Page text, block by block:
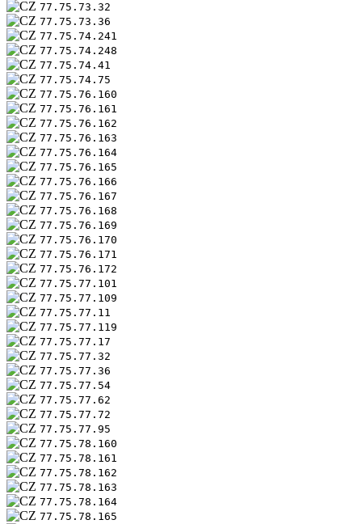
77.75.73.32
77.75.73.36
77.75.74.241
77.75.74.248
77.75.74.41
77.75.74.75
77.75.76.160
77.75.76.161
77.75.76.162
77.75.76.163
77.75.76.164
77.75.76.165
77.75.76.166
77.75.76.167
77.75.76.168
77.75.76.169
77.75.76.170
77.75.76.171
77.75.76.172
77.75.77.101
77.75.77.109
77.75.77.11
77.75.77.119
77.75.77.17
77.75.77.32
77.75.77.36
77.75.77.54
77.75.77.62
77.75.77.72
77.75.77.95
77.75.78.160
77.75.78.161
77.75.78.162
77.75.78.163
77.75.78.164
77.75.78.165